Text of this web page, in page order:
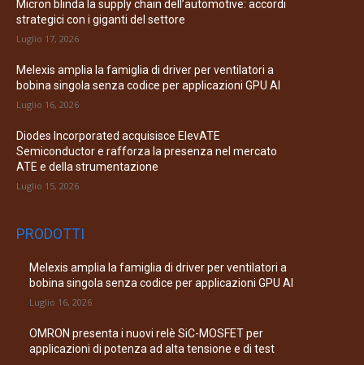
Micron blinda la supply chain dell’automotive: accordi
strategici con i giganti del settore
Luglio 17, 2026
Melexis amplia la famiglia di driver per ventilatori a
bobina singola senza codice per applicazioni GPU AI
Luglio 16, 2026
Diodes Incorporated acquisisce ElevATE
Semiconductor e rafforza la presenza nel mercato
ATE e della strumentazione
Luglio 15, 2026
PRODOTTI
Melexis amplia la famiglia di driver per ventilatori a
bobina singola senza codice per applicazioni GPU AI
Luglio 16, 2026
OMRON presenta i nuovi relè SiC-MOSFET per
applicazioni di potenza ad alta tensione e di test